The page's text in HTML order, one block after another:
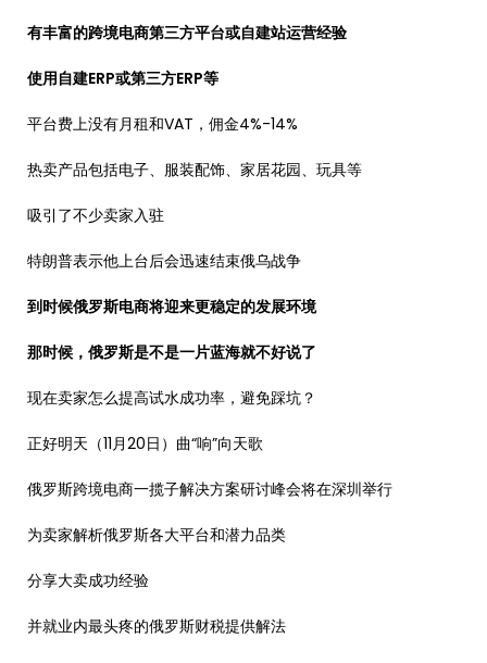
有丰富的跨境电商第三方平台或自建站运营经验
使用自建ERP或第三方ERP等
平台费上没有月租和VAT，佣金4%-14%
热卖产品包括电子、服装配饰、家居花园、玩具等
吸引了不少卖家入驻
特朗普表示他上台后会迅速结束俄乌战争
到时候俄罗斯电商将迎来更稳定的发展环境
那时候，俄罗斯是不是一片蓝海就不好说了
现在卖家怎么提高试水成功率，避免踩坑？
正好明天（11月20日）曲“响”向天歌
俄罗斯跨境电商一揽子解决方案研讨峰会将在深圳举行
为卖家解析俄罗斯各大平台和潜力品类
分享大卖成功经验
并就业内最头疼的俄罗斯财税提供解法